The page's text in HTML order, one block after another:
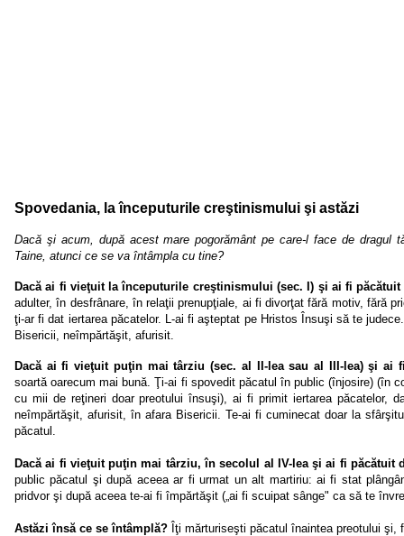
Spovedania, la începuturile creştinismului şi astăzi
Dacă şi acum, după acest mare pogorământ pe care-l face de dragul
Taine, atunci ce se va întâmpla cu tine?
Dacă ai fi vieţuit la începuturi­le creştinismului (sec. I) şi ai fi păcătuit
adulter, în desfrânare, în relaţii prenupţiale, ai fi divorţat fără motiv, fără
ţi-ar fi dat iertarea păcatelor. L-ai fi aşteptat pe Hristos Însuşi să te
Bisericii, neîmpărtăşit, afurisit.
Dacă ai fi vieţuit puţin mai târziu (sec. al II-lea sau al III-lea) şi ai
soartă oarecum mai bună. Ţi-ai fi spovedit păcatul în public (înjosire) (în
cu mii de reţineri doar preotului însuşi), ai fi primit iertarea păcatelor,
neîmpărtăşit, afurisit, în afara Bisericii. Te-ai fi cuminecat doar la
păcatul.
Dacă ai fi vieţuit puţin mai târziu, în secolul al IV-lea şi ai fi păcătuit
pu­blic păcatul şi după aceea ar fi urmat un alt martiriu: ai fi stat
pridvor şi după aceea te-ai fi împărtăşit („ai fi scuipat sânge" ca să te
Astăzi însă ce se întâmplă? Îţi mărturiseşti păcatul îna­intea preotului şi,